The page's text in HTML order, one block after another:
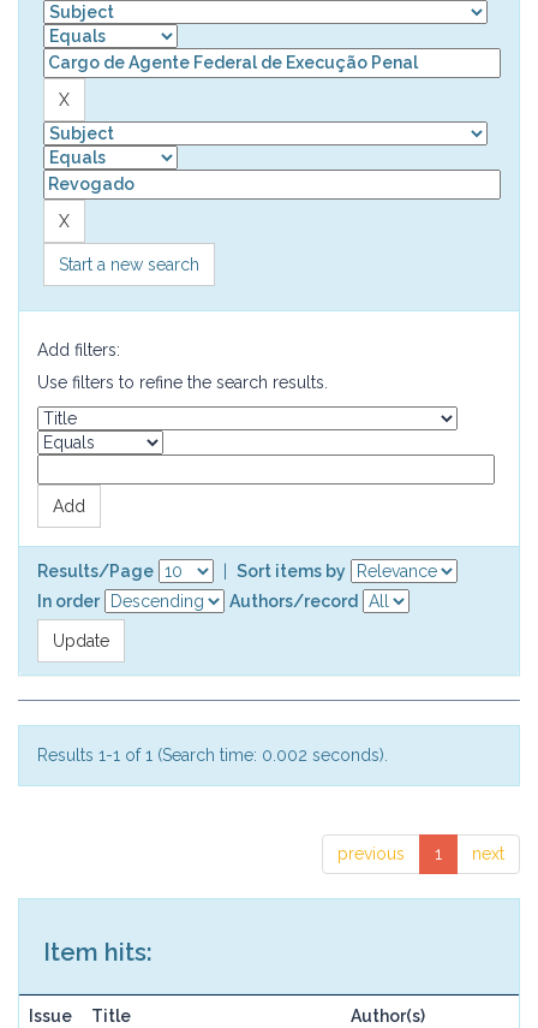
Start a new search
Add filters:
Use filters to refine the search results.
Results/Page
Sort items by
In order
Authors/record
Results 1-1 of 1 (Search time: 0.002 seconds).
previous 1 next
Item hits:
Issue Title Author(s)